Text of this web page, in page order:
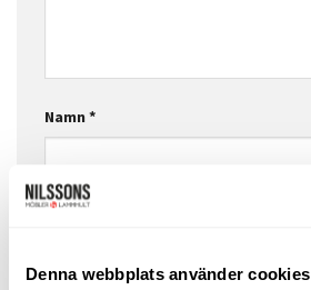
Denna webbplats använder cookies
Namn*